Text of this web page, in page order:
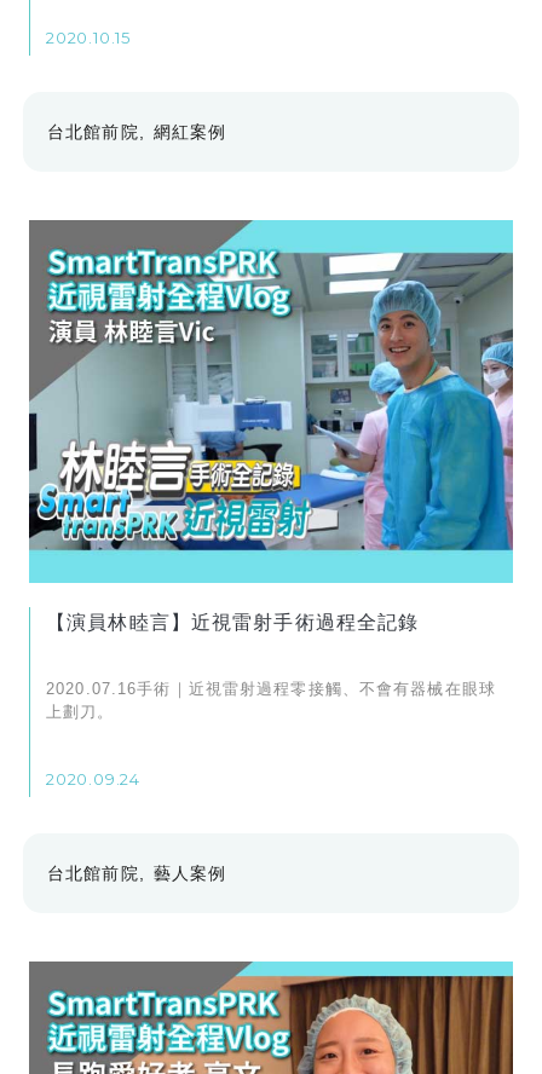
2020.10.15
台北館前院 網紅案例
【演員林睦言】近視雷射手術過程全記錄
2020.07.16手術｜近視雷射過程零接觸、不會有器械在眼球
上劃刀。
2020.09.24
台北館前院 藝人案例